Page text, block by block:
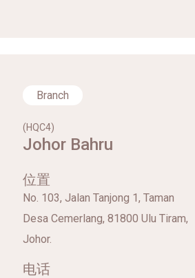
Branch
(HQC4)
Johor Bahru
位置
No. 103, Jalan Tanjong 1, Taman
Desa Cemerlang, 81800 Ulu Tiram,
Johor.
电话